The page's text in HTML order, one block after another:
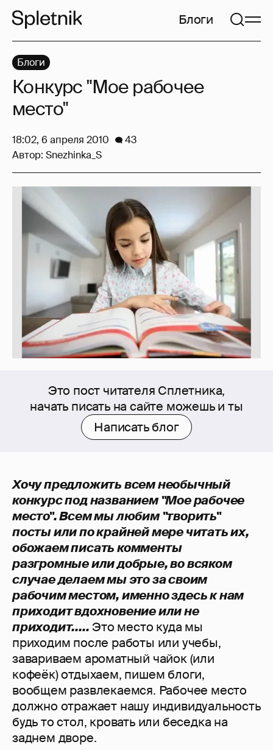
Блоги
Это пост читателя Сплетника,
начать писать на сайте можешь и ты
Написать блог
Хочу предложить всем необычный
конкурс под названием "Мое рабочее
место". Всем мы любим "творить"
посты или по крайней мере читать их,
обожаем писать комменты
разгромные или добрые, во всяком
случае делаем мы это за своим
рабочим местом, именно здесь к нам
приходит вдохновение или не
приходит.....Это место куда мы
приходим после работы или учебы,
завариваем ароматный чайок (или
кофеёк) отдыхаем, пишем блоги,
вообщем развлекаемся. Рабочее место
должно отражает нашу индивидуальность
будь то стол, кровать или беседка на
заднем дворе.
Блоги
Конкурс "Мое рабочее
место"
18:02, 6 апреля 2010
43
Автор: Snezhinka_S